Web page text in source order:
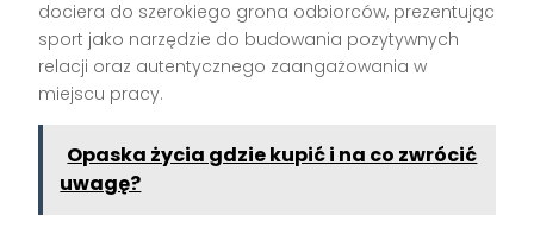
dociera do szerokiego grona odbiorców, prezentując
sport jako narzędzie do budowania pozytywnych
relacji oraz autentycznego zaangażowania w
miejscu pracy.
Opaska życia gdzie kupić i na co zwrócić
uwagę?